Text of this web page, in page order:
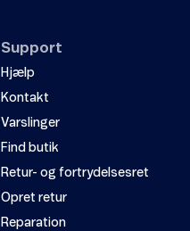
Support
Hjælp
Kontakt
Varslinger
Find butik
Retur- og fortrydelsesret
Opret retur
Reparation